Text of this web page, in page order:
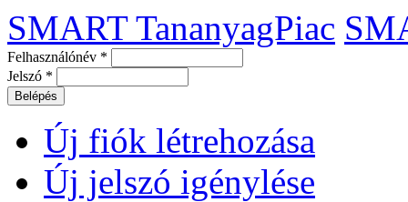
SMART TananyagPiac
Felhasználónév *
Jelszó *
Új fiók létrehozása
Új jelszó igénylése